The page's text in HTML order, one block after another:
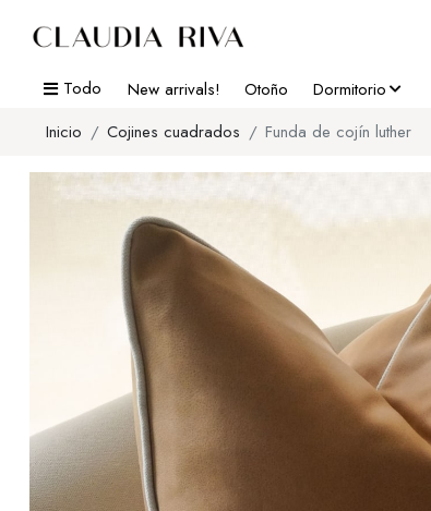
Todo New arrivals! Otoño Dormitorio
Inicio
Cojines cuadrados Funda de cojín luther